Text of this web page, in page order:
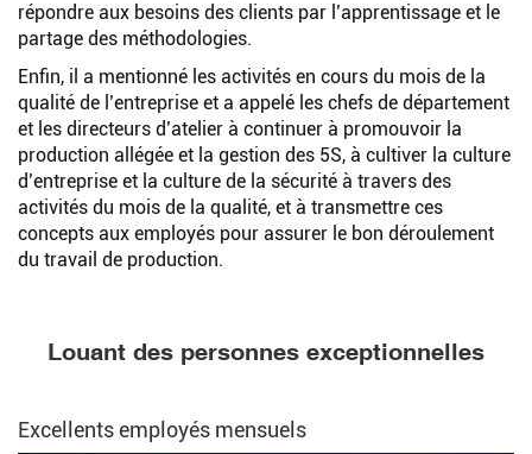
répondre aux besoins des clients par l’apprentissage et le
partage des méthodologies.
Enfin, il a mentionné les activités en cours du mois de la
qualité de l’entreprise et a appelé les chefs de département
et les directeurs d’atelier à continuer à promouvoir la
production allégée et la gestion des 5S, à cultiver la culture
d’entreprise et la culture de la sécurité à travers des
activités du mois de la qualité, et à transmettre ces
concepts aux employés pour assurer le bon déroulement
du travail de production.
Louant des personnes exceptionnelles
Excellents employés mensuels